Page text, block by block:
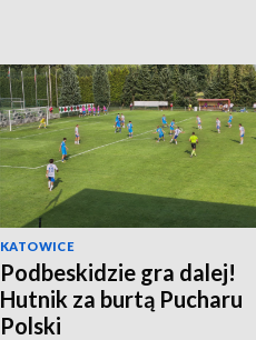
KATOWICE
Podbeskidzie gra dalej!
Hutnik za burtą Pucharu
Polski